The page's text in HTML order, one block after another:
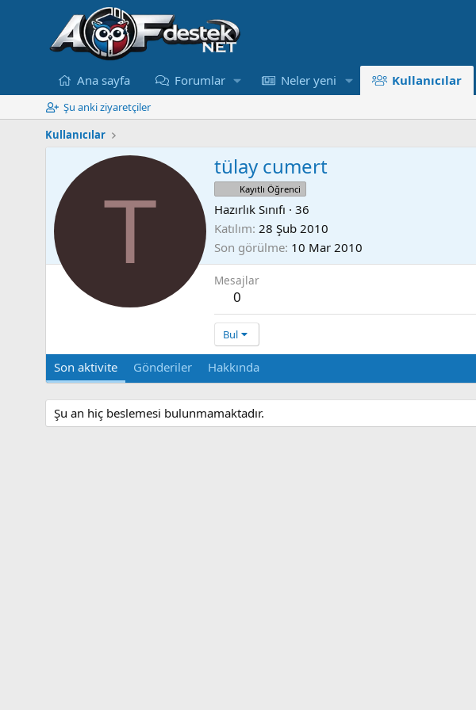
Ana sayfa Forumlar Neler yeni Kullanıcılar
Şu anki ziyaretçiler
Kullanıcılar
T
tülay cumert
Kayıtlı Öğrenci
Hazırlık Sınıfı · 36
Katılım 28 Şub 2010
Son görülme 10 Mar 2010
Mesajlar
0
Bul
Son aktivite Gönderiler Hakkında
Şu an hiç beslemesi bulunmamaktadır.